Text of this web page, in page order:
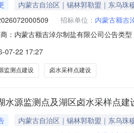
内蒙古自治区｜锡林郭勒盟｜东乌珠
招标单位： 内蒙古额吉
：内蒙古额吉淖尔制盐有限公司公告类
工费等乙方所需承担的费用。施工地址
至我公司邮
07-22 17:27
监测点建设 卤水采样点建设
水源监测点及湖区卤水采样点建
内蒙古自治区｜锡林郭勒盟｜东乌珠